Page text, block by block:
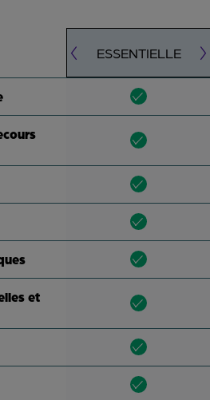
ESSENTIELLE
et